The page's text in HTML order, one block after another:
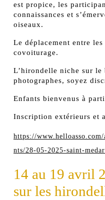
est propice, les
connaissances et
oiseaux.
Le déplacement entre
covoiturage.
L’hirondelle niche sur
photographes, soyez
Enfants bienvenus à
Inscription extérieurs et
https://
nts/28-05-2025-saint-
14 au 19 avril
sur les